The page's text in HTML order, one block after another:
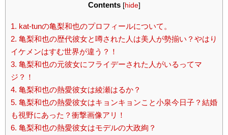
Contents [hide]
1. kat-tunの亀梨和也のプロフィールについて。
2. 亀梨和也の歴代彼女と噂された人は美人が勢揃い？やはり
イケメンはすむ世界が違う？！
3. 亀梨和也の元彼女にフライデーされた人がいるってマ
ジ？！
4. 亀梨和也の熱愛彼女は綾瀬はるか？
5. 亀梨和也の熱愛彼女はキョンキョンこと小泉今日子？結婚
も視野にあった？衝撃画像アリ！
6. 亀梨和也の熱愛彼女はモデルの大政絢？